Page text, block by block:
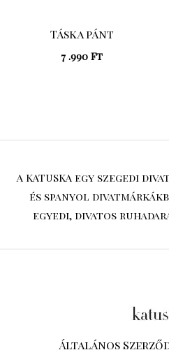
Táska pánt
7 .990 Ft
A KATUSKA egy szegedi
és spanyol
egyedi, divatos
Általános